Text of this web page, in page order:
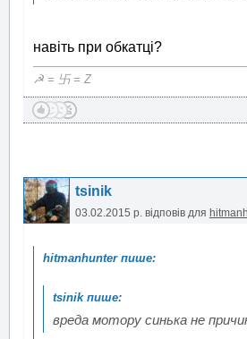
навіть при обкатці?
☭ = 卐 = Z
tsinik
03.02.2015 р. відповів для
вреда мотору синька не